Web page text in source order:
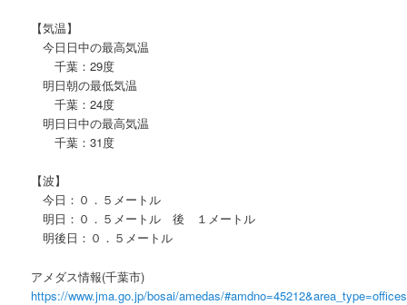
【気温】
今日日中の最高気温
千葉：29度
明日朝の最低気温
千葉：24度
明日日中の最高気温
千葉：31度
【波】
今日：０．５メートル
明日：０．５メートル 後 １メートル
明後日：０．５メートル
アメダス情報(千葉市)
https://www.jma.go.jp/bosai/amedas/